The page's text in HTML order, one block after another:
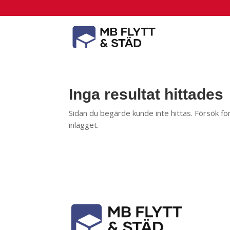
Inga resultat hittades
Sidan du begärde kunde inte hittas. Försök
inlägget.